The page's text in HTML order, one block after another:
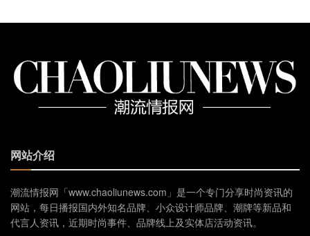
网站介绍
潮流情报网「www.chaoliunews.com」是一个专门分享时尚资讯的
网站，每日播报国内外知名品牌、小众设计师品牌、潮牌等新品和
代言人资讯，近期时尚事件、品牌线上及实体店活动资讯。